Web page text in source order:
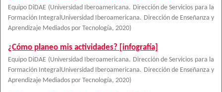
Equipo DiDAE (Universidad Iberoamericana. Dirección de Servicios para la
Formación IntegralUniversidad Iberoamericana. Dirección de Enseñanza y
Aprendizaje Mediados por Tecnología, 2020)
¿Cómo planeo mis actividades? [infografía]
Equipo DiDAE (Universidad Iberoamericana. Dirección de Servicios para la
Formación IntegralUniversidad Iberoamericana. Dirección de Enseñanza y
Aprendizaje Mediados por Tecnología, 2020)